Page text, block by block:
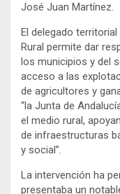
José Juan Martínez.
El delegado
Rural permite dar
los municipios y del
acceso a las
de agricultores y
“la Junta de
el medio rural,
de infraestructuras
y social”.
La intervención ha
presentaba un